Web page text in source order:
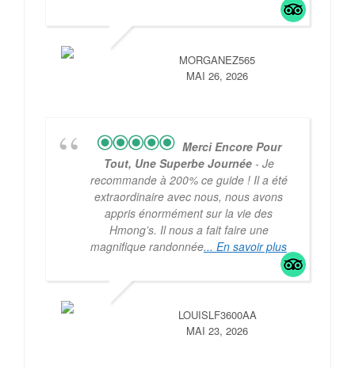
MORGANEZ565
MAI 26, 2026
Merci Encore Pour
Tout, Une Superbe Journée- Je
recommande à 200% ce guide ! Il a été
extraordinaire avec nous, nous avons
appris énormément sur la vie des
Hmong’s. Il nous a fait faire une
magnifique randonnée... En savoir plus
LOUISLF3600AA
MAI 23, 2026